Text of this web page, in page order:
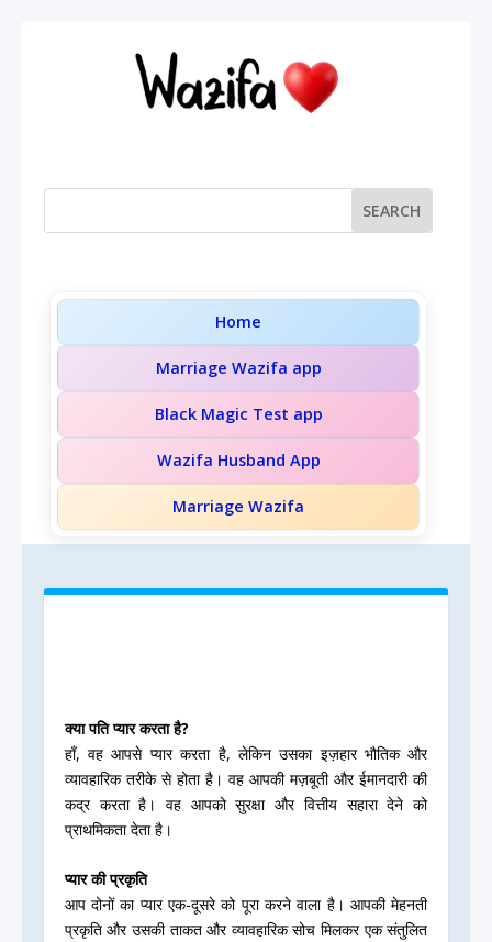
Home
Marriage Wazifa app
Black Magic Test app
Wazifa Husband App
Marriage Wazifa
क्या पति प्यार करता है?
हाँ, वह आपसे प्यार करता है, लेकिन उसका इज़हार भौतिक और
व्यावहारिक तरीके से होता है। वह आपकी मज़बूती और ईमानदारी की
कद्र करता है। वह आपको सुरक्षा और वित्तीय सहारा देने को
प्राथमिकता देता है।
प्यार की प्रकृति
आप दोनों का प्यार एक-दूसरे को पूरा करने वाला है। आपकी मेहनती
प्रकृति और उसकी ताकत और व्यावहारिक सोच मिलकर एक संतुलित